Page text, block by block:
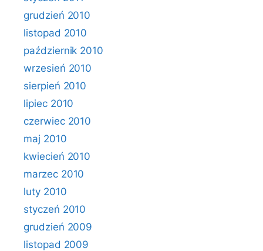
grudzień 2010
listopad 2010
październik 2010
wrzesień 2010
sierpień 2010
lipiec 2010
czerwiec 2010
maj 2010
kwiecień 2010
marzec 2010
luty 2010
styczeń 2010
grudzień 2009
listopad 2009